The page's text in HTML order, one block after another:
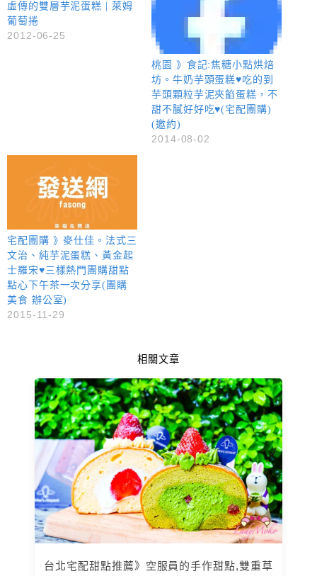
虛傳的雙層芋泥蛋糕 | 萊姆
葡萄捲
2012-06-25
桃園 》食記:焦糖小點烘焙
坊。牛奶芋頭蛋糕♥吃的到
芋頭顆粒芋泥夾餡蛋糕，不
甜不膩好好吃♥(宅配團購)
(邀約)
2014-08-02
宅配團購 》麥仕佳。法式三
文治、純芋泥蛋糕、黃金起
士羅宋♥三樣熱門團購甜點
點心下午茶一次分享(團購
美食 辦公室)
2015-11-29
相關文章
台北宅配甜點推薦》空服員的手作甜點,雙重草